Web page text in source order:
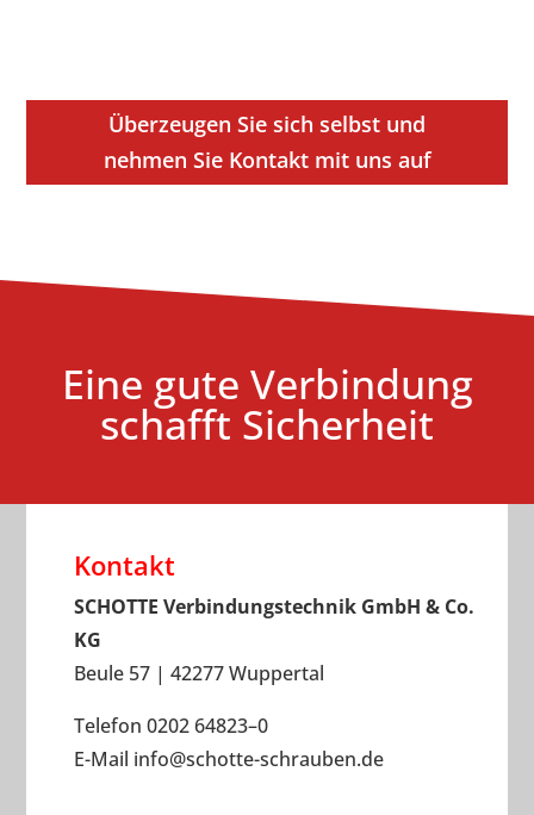
Überzeugen Sie sich selbst und
nehmen Sie Kontakt mit uns auf
Eine gute Verbindung
schafft Sicherheit
Kontakt
SCHOTTE Verbindungstechnik GmbH & Co.
KG
Beule 57 | 42277 Wuppertal
Telefon 0202 64823–0
E-Mail info@schotte-schrauben.de